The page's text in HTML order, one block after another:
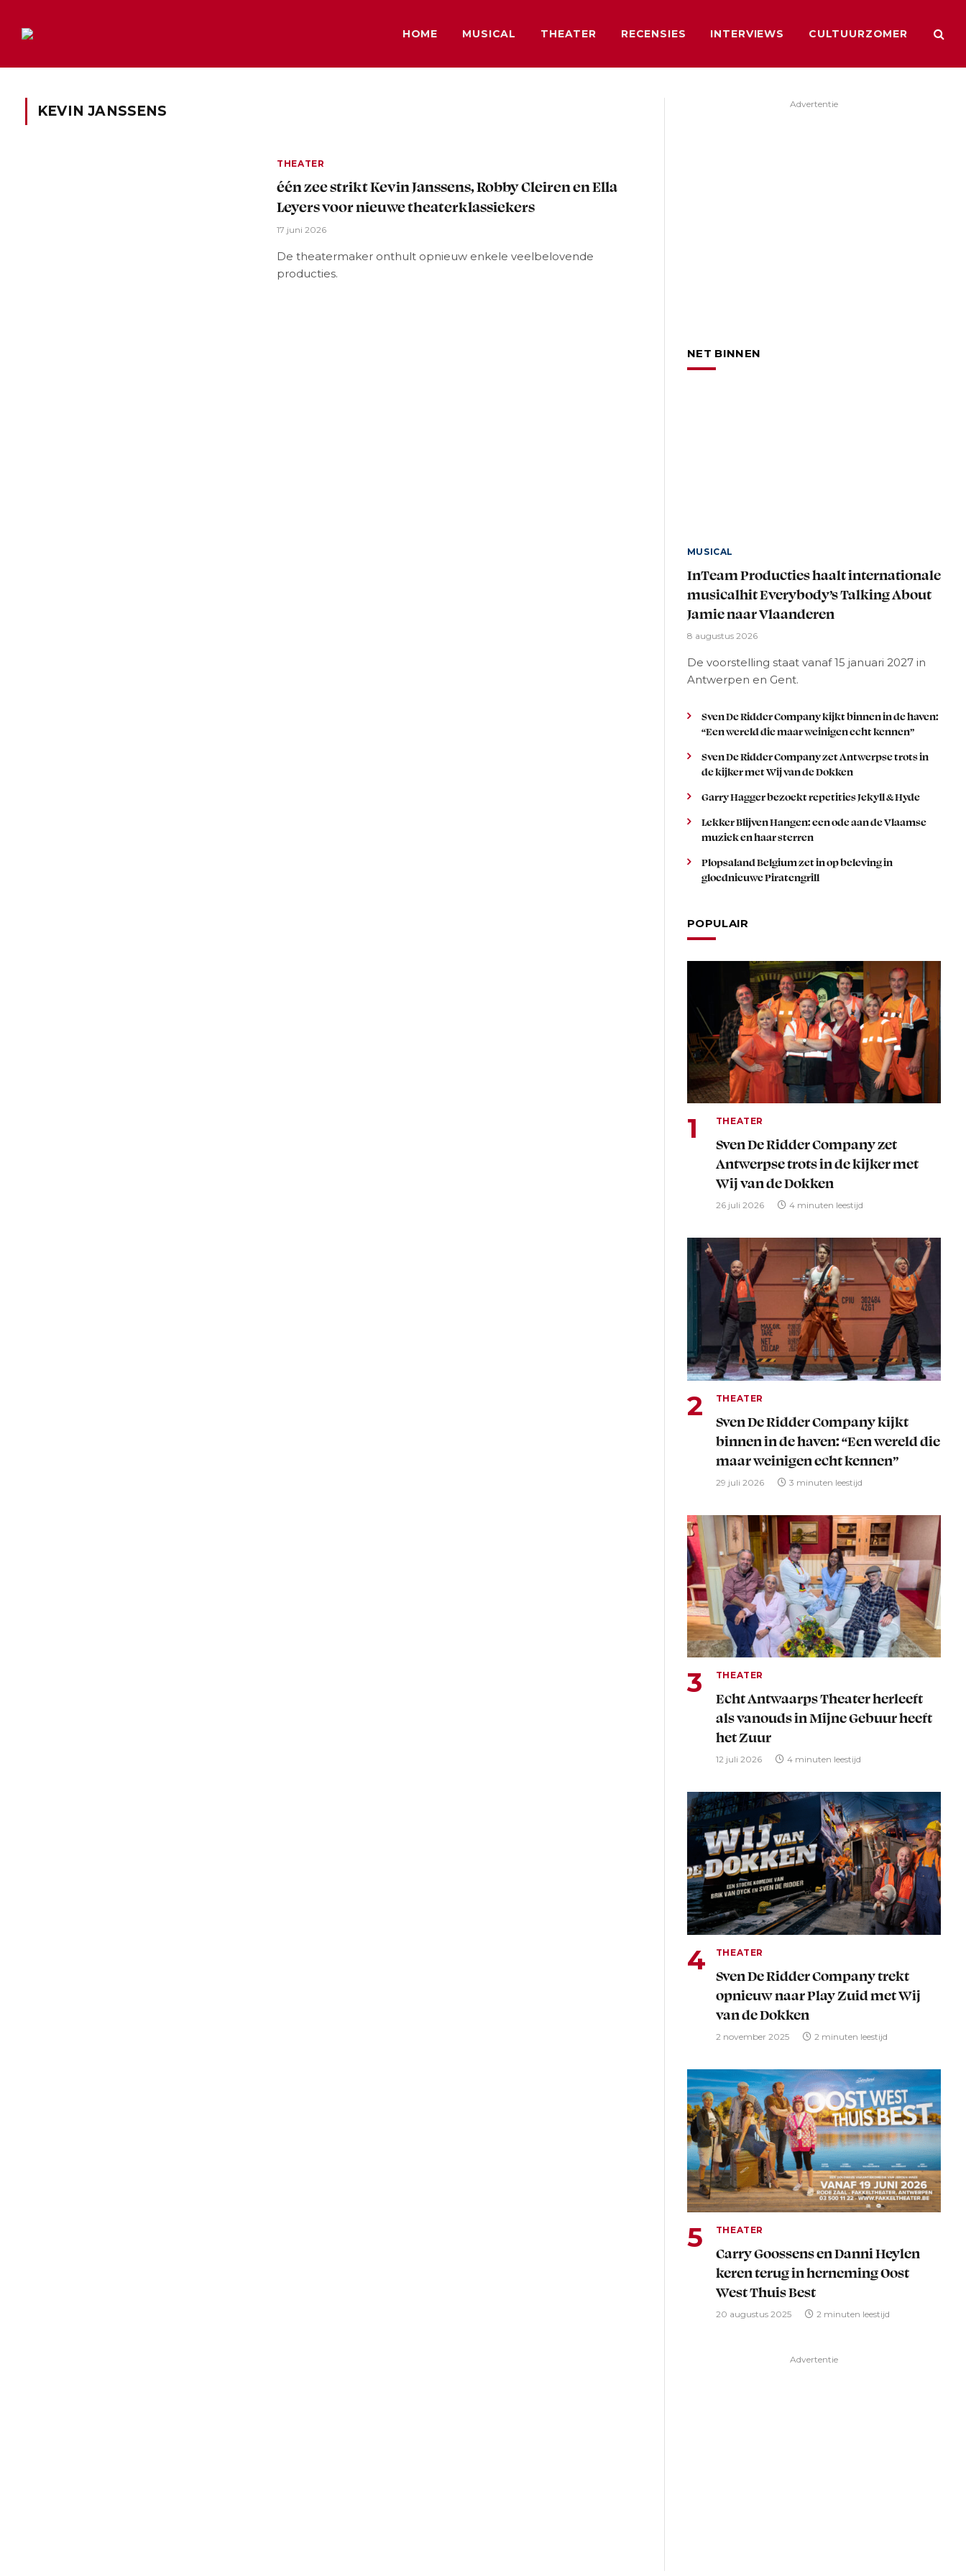
HOME MUSICAL THEATER RECENSIES INTERVIEWS CULTUURZOMER
KEVIN JANSSENS
THEATER
één zee strikt Kevin Janssens, Robby Cleiren en Ella
Leyers voor nieuwe theaterklassiekers
17 juni 2026
De theatermaker onthult opnieuw enkele veelbelovende
producties.
Advertentie
NET BINNEN
MUSICAL
InTeam Producties haalt internationale
musicalhit Everybody’s Talking About
Jamie naar Vlaanderen
8 augustus 2026
De voorstelling staat vanaf 15 januari 2027 in
Antwerpen en Gent.
Sven De Ridder Company kijkt binnen in de haven:
“Een wereld die maar weinigen echt kennen”
Sven De Ridder Company zet Antwerpse trots in
de kijker met Wij van de Dokken
Garry Hagger bezoekt repetities Jekyll & Hyde
Lekker Blijven Hangen: een ode aan de Vlaamse
muziek en haar sterren
Plopsaland Belgium zet in op beleving in
gloednieuwe Piratengrill
POPULAIR
THEATER
Sven De Ridder Company zet
Antwerpse trots in de kijker met
Wij van de Dokken
26 juli 2026 4 minuten leestijd
THEATER
Sven De Ridder Company kijkt
binnen in de haven: “Een wereld die
maar weinigen echt kennen”
29 juli 2026 3 minuten leestijd
THEATER
Echt Antwaarps Theater herleeft
als vanouds in Mijne Gebuur heeft
het Zuur
12 juli 2026 4 minuten leestijd
THEATER
Sven De Ridder Company trekt
opnieuw naar Play Zuid met Wij
van de Dokken
2 november 2025 2 minuten leestijd
THEATER
Carry Goossens en Danni Heylen
keren terug in herneming Oost
West Thuis Best
20 augustus 2025 2 minuten leestijd
Advertentie